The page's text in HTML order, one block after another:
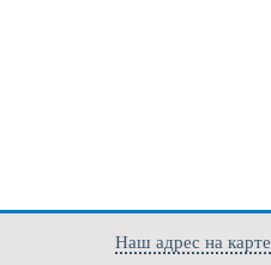
Наш адрес на карте